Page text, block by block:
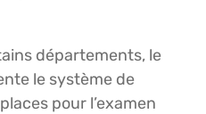
départements, le
le système de
pour l’examen